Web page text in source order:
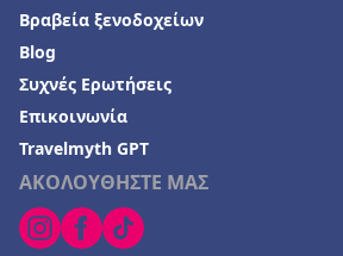
ΑΚΟΛΟΥΘΗΣΤΕ ΜΑΣ
Βραβεία ξενοδοχείων
Blog
Συχνές Ερωτήσεις
Επικοινωνία
Travelmyth GPT